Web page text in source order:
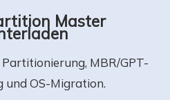
Master
MBR/GPT-
und OS-Migration.